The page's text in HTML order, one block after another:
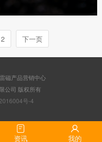
2 下一页
磁产品营销中心
版权所有
号-4
资讯 我的